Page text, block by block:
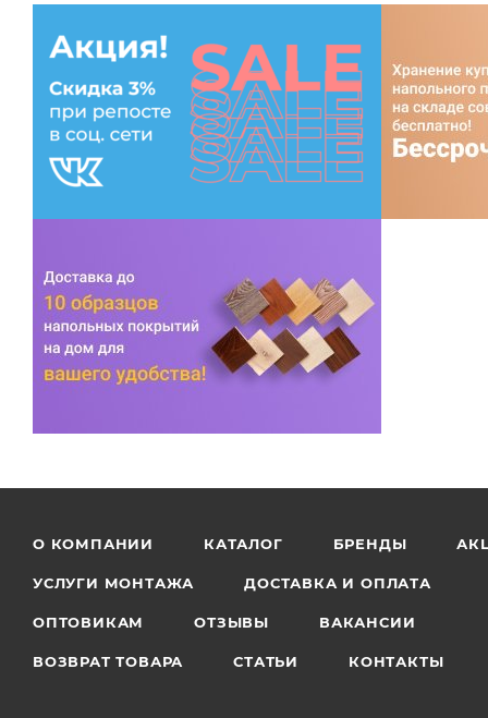
О КОМПАНИИ КАТАЛОГ БРЕНДЫ
УСЛУГИ МОНТАЖА ДОСТАВКА И ОПЛАТА
ОПТОВИКАМ ОТЗЫВЫ ВАКАНСИИ
ВОЗВРАТ ТОВАРА СТАТЬИ КОНТАКТЫ